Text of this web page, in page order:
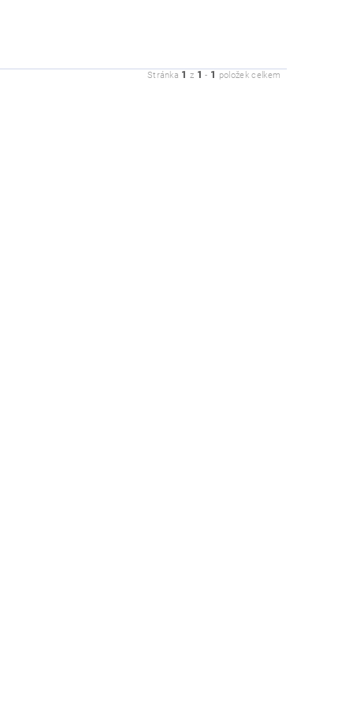
Stránka 1 z 1 - 1 položek celkem